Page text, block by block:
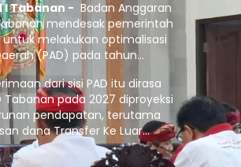
Tabanan - Badan Anggaran
mendesak pemerintah
melakukan optimalisasi
(PAD) pada tahun
dari sisi PAD itu dirasa
Tabanan pada 2027 diproyeksi
pendapatan, terutama
dana Transfer Ke Luar
pemerintah pusat.